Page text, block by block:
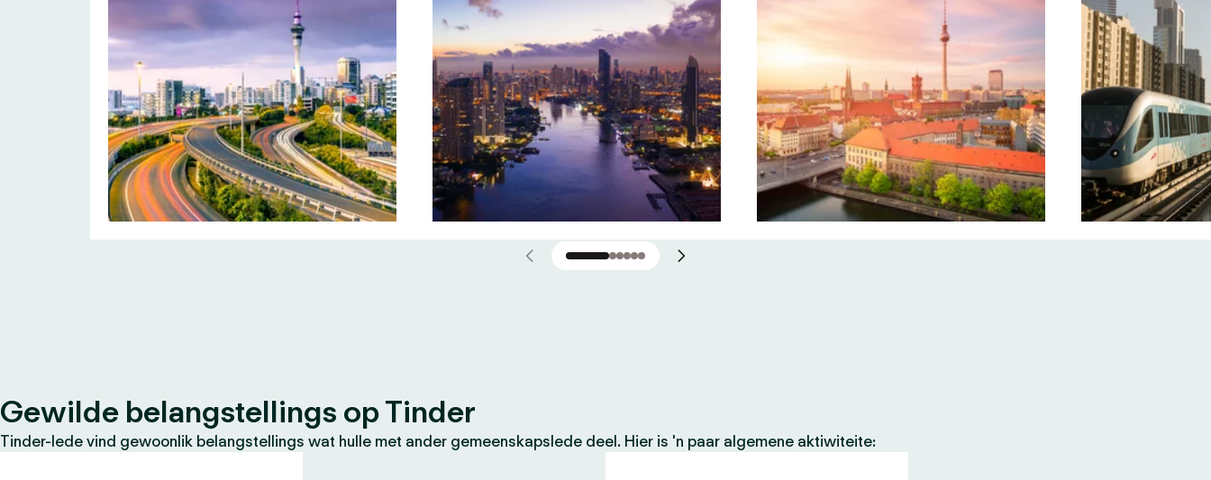
Gewilde belangstellings op Tinder
Tinder-lede vind gewoonlik belangstellings wat hulle met ander gemeenskapslede deel. Hier is 'n paar algemene aktiwiteite: